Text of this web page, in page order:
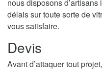
nous disposons
délais sur toute sorte de
vous satisfaire.
Devis
Avant d’attaquer tout